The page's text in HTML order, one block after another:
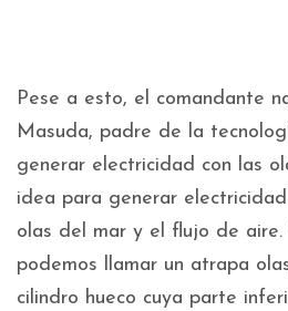
Pese a esto, el comandante
Masuda, padre de la
generar electricidad con las
idea para generar
olas del mar y el flujo de aire.
podemos llamar un atrapa
cilindro hueco cuya parte